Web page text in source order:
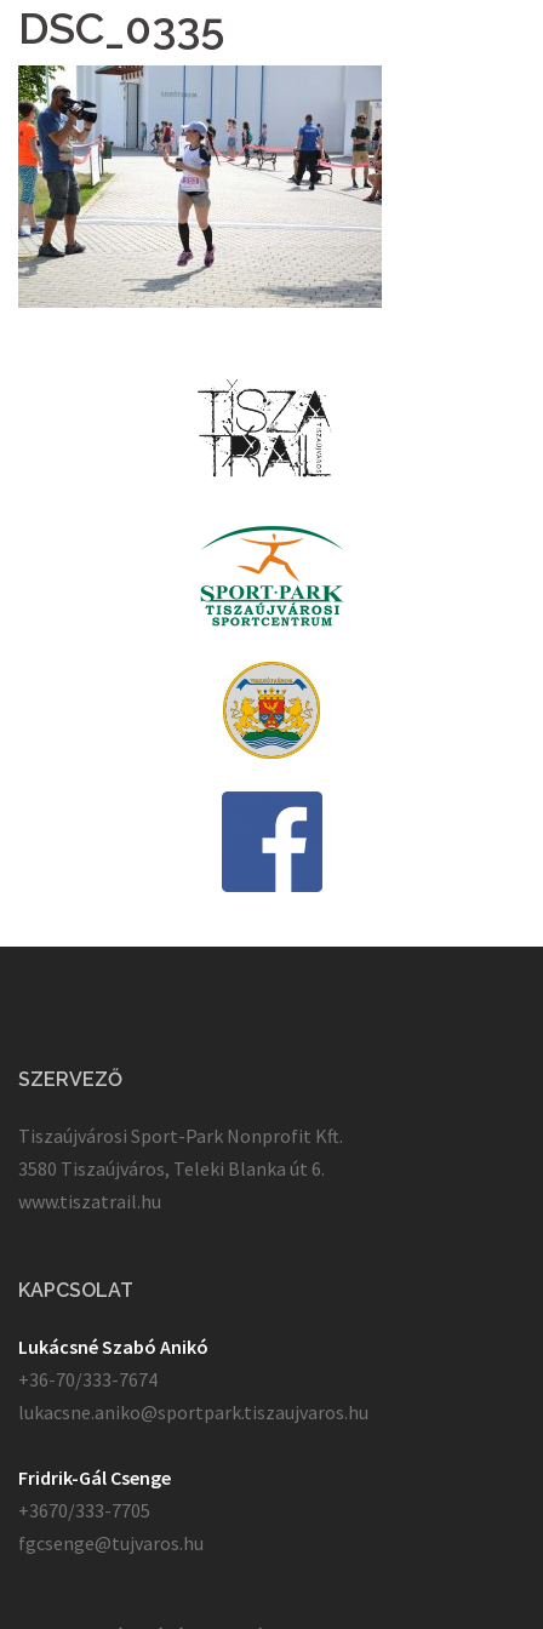
DSC_0335
SZERVEZŐ
Tiszaújvárosi Sport-Park Nonprofit Kft.
3580 Tiszaújváros, Teleki Blanka út 6.
www.tiszatrail.hu
KAPCSOLAT
Lukácsné Szabó Anikó
+36-70/333-7674
lukacsne.aniko@sportpark.tiszaujvaros.hu
Fridrik-Gál Csenge
+3670/333-7705
fgcsenge@tujvaros.hu